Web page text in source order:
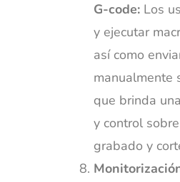
G-code:Los
y ejecutar
así como
manualmente
que brinda
y control
grabado y